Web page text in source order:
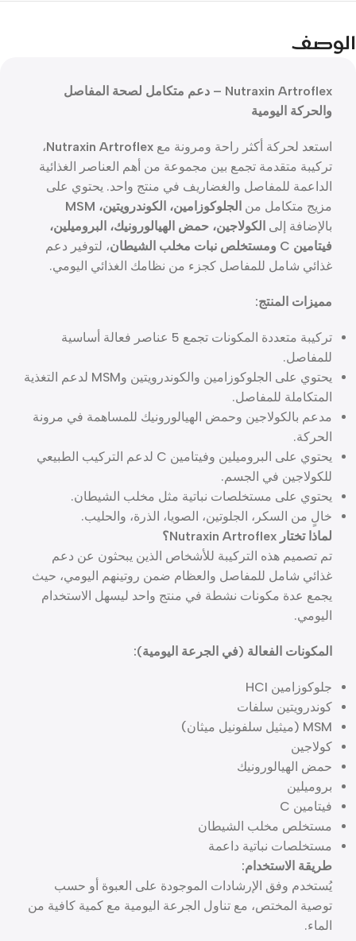
الوصف
Nutraxin Artroflex – دعم متكامل لصحة المفاصل
والحركة اليومية
استعد لحركة أكثر راحة ومرونة مع Nutraxin Artroflex،
تركيبة متقدمة تجمع بين مجموعة من أهم العناصر الغذائية
الداعمة للمفاصل والغضاريف في منتج واحد. يحتوي على
مزيج متكامل من الجلوكوزامين، الكوندرويتين، MSM
بالإضافة إلى الكولاجين، حمض الهيالورونيك، البروميلين،
فيتامين C ومستخلص نبات مخلب الشيطان
، لتوفير دعم
غذائي شامل للمفاصل كجزء من نظامك الغذائي اليومي.
مميزات المنتج:
تركيبة متعددة المكونات تجمع 5 عناصر فعالة أساسية
للمفاصل.
يحتوي على الجلوكوزامين والكوندرويتين وMSM لدعم التغذية
المتكاملة للمفاصل.
مدعم بالكولاجين وحمض الهيالورونيك للمساهمة في مرونة
الحركة.
يحتوي على البروميلين وفيتامين C لدعم التركيب الطبيعي
للكولاجين في الجسم.
يحتوي على مستخلصات نباتية مثل مخلب الشيطان.
خالٍ من السكر، الجلوتين، الصويا، الذرة، والحليب.
لماذا تختار Nutraxin Artroflex؟
تم تصميم هذه التركيبة للأشخاص الذين يبحثون عن دعم
غذائي شامل للمفاصل والعظام ضمن روتينهم اليومي، حيث
يجمع عدة مكونات نشطة في منتج واحد ليسهل الاستخدام
اليومي.
المكونات الفعالة (في الجرعة اليومية):
جلوكوزامين HCl
كوندرويتين سلفات
MSM (ميثيل سلفونيل ميثان)
كولاجين
حمض الهيالورونيك
بروميلين
فيتامين C
مستخلص مخلب الشيطان
مستخلصات نباتية داعمة
طريقة الاستخدام:
يُستخدم وفق الإرشادات الموجودة على العبوة أو حسب
توصية المختص، مع تناول الجرعة اليومية مع كمية كافية من
الماء.